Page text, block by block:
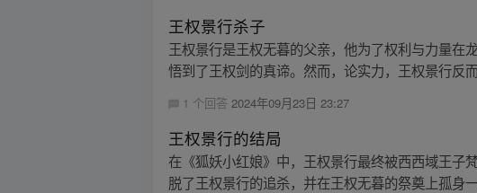
王权景行杀子
王权景行是王权无暮的父亲，他为了权利与力量在
悟到了王权剑的真谛。然而，论实力，王权景行反
1 个回答 2024年09月23日 23:27
王权景行的结局
在《狐妖小红娘》中，王权景行最终被西西域王子
脱了王权景行的追杀，并在王权无暮的祭奠上孤身